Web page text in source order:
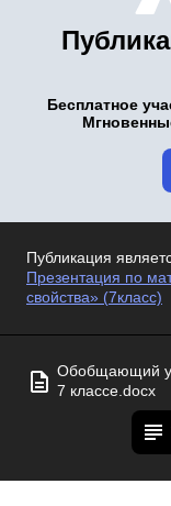
Бесплатное
Публикация
Презентация по
свойства» (7класс)
Обобщающий
7 классе.docx